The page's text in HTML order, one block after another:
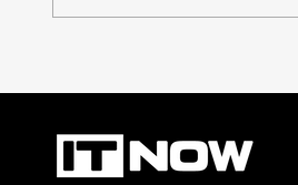
billeteras de hardware
offline